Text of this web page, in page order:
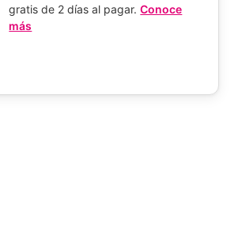
gratis de 2 días al pagar.Conoce
más